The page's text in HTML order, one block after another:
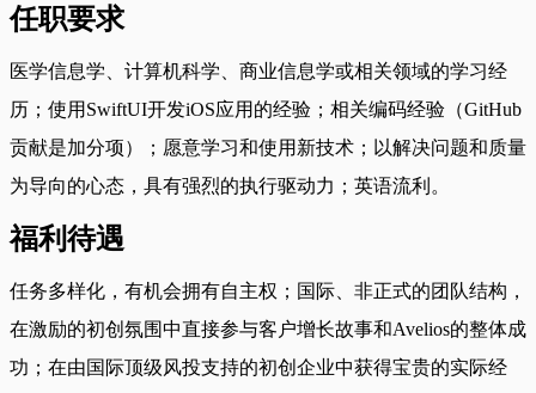
任职要求
医学信息学、计算机科学、商业信息学或相关领域的学习经
历；使用SwiftUI开发iOS应用的经验；相关编码经验（GitHub
贡献是加分项）；愿意学习和使用新技术；以解决问题和质量
为导向的心态，具有强烈的执行驱动力；英语流利。
福利待遇
任务多样化，有机会拥有自主权；国际、非正式的团队结构，
在激励的初创氛围中直接参与客户增长故事和Avelios的整体成
功；在由国际顶级风投支持的初创企业中获得宝贵的实际经